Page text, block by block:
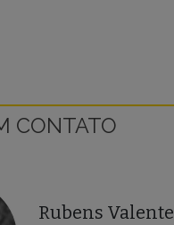
CONTATO
Rubens Valente